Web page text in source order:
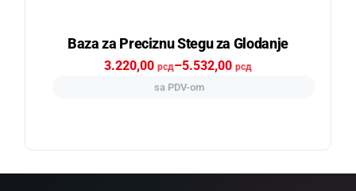
Baza za Preciznu Stegu za Glodanje
3.220,00 рсд–5.532,00 рсд
sa PDV-om